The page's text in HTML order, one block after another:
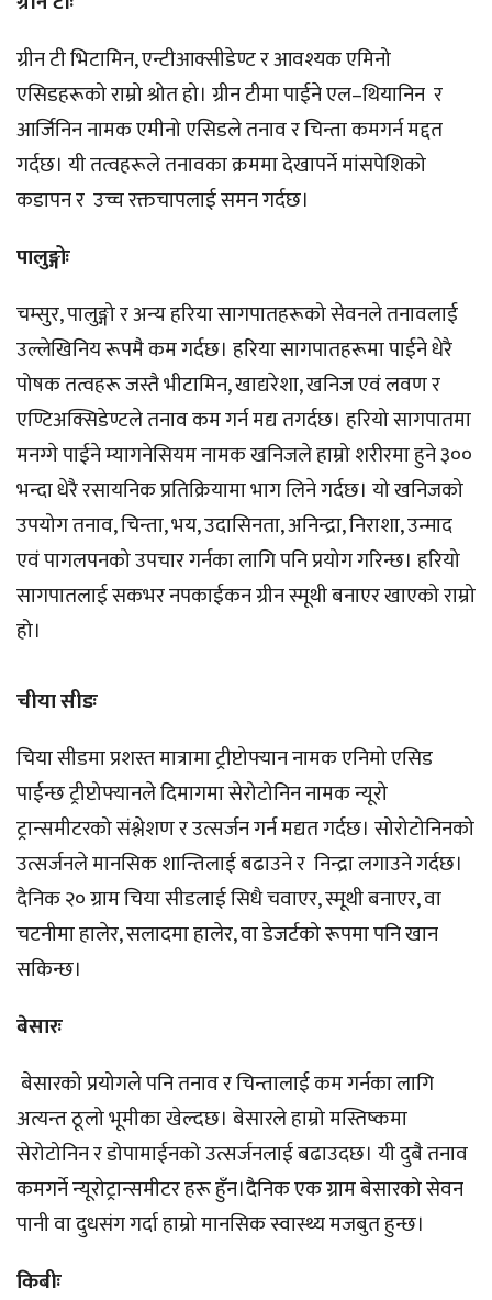
ग्रीन टी भिटामिन, एन्टीआक्सीडेण्ट र आवश्यक एमिनो
एसिडहरूको राम्रो श्रोत हो। ग्रीन टीमा पाईने एल–थियानिन र
आर्जिनिन नामक एमीनो एसिडले तनाव र चिन्ता कमगर्न मद्दत
गर्दछ। यी तत्वहरूले तनावका क्रममा देखापर्ने मांसपेशिको
कडापन र उच्च रक्तचापलाई समन गर्दछ।
पालुङ्गोः
चम्सुर, पालुङ्गो र अन्य हरिया सागपातहरूको सेवनले तनावलाई
उल्लेखिनिय रूपमै कम गर्दछ। हरिया सागपातहरूमा पाईने धेरै
पोषक तत्वहरू जस्तै भीटामिन, खाद्यरेशा, खनिज एवं लवण र
एण्टिअक्सिडेण्टले तनाव कम गर्न मद्य तगर्दछ। हरियो सागपातमा
मनग्गे पाईने म्यागनेसियम नामक खनिजले हाम्रो शरीरमा हुने ३००
भन्दा धेरै रसायनिक प्रतिक्रियामा भाग लिने गर्दछ। यो खनिजको
उपयोग तनाव, चिन्ता, भय, उदासिनता, अनिन्द्रा, निराशा, उन्माद
एवं पागलपनको उपचार गर्नका लागि पनि प्रयोग गरिन्छ। हरियो
सागपातलाई सकभर नपकाईकन ग्रीन स्मूथी बनाएर खाएको राम्रो
हो।
चीया सीडः
चिया सीडमा प्रशस्त मात्रामा ट्रीप्टोफ्यान नामक एनिमो एसिड
पाईन्छ ट्रीप्टोफ्यानले दिमागमा सेरोटोनिन नामक न्यूरो
ट्रान्समीटरको संश्लेशण र उत्सर्जन गर्न मद्यत गर्दछ। सोरोटोनिनको
उत्सर्जनले मानसिक शान्तिलाई बढाउने र निन्द्रा लगाउने गर्दछ।
दैनिक २० ग्राम चिया सीडलाई सिधै चवाएर, स्मूथी बनाएर, वा
चटनीमा हालेर, सलादमा हालेर, वा डेजर्टको रूपमा पनि खान
सकिन्छ।
बेसारः
बेसारको प्रयोगले पनि तनाव र चिन्तालाई कम गर्नका लागि
अत्यन्त ठूलो भूमीका खेल्दछ। बेसारले हाम्रो मस्तिष्कमा
सेरोटोनिन र डोपामाईनको उत्सर्जनलाई बढाउदछ। यी दुबै तनाव
कमगर्ने न्यूरोट्रान्समीटर हरू हुँन।दैनिक एक ग्राम बेसारको सेवन
पानी वा दुधसंग गर्दा हाम्रो मानसिक स्वास्थ्य मजबुत हुन्छ।
किबीः